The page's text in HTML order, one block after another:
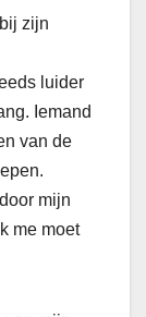
zijn
luider
Iemand
van de
mijn
me moet